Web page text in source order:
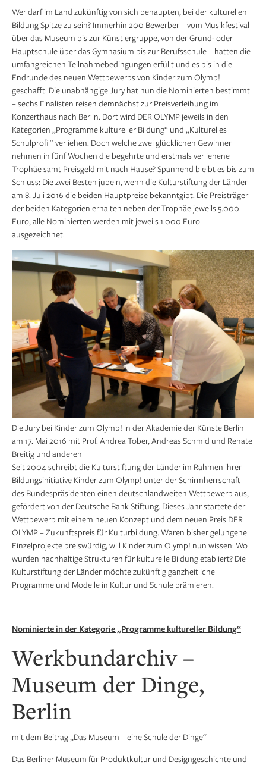
Wer darf im Land zukünftig von sich behaupten, bei der kulturellen
Bildung Spitze zu sein? Immerhin 200 Bewerber – vom Musikfestival
über das Museum bis zur Künstlergruppe, von der Grund- oder
Hauptschule über das Gymnasium bis zur Berufsschule – hatten die
umfangreichen Teilnahmebedingungen erfüllt und es bis in die
Endrunde des neuen Wettbewerbs von Kinder zum Olymp!
geschafft: Die unabhängige Jury hat nun die Nominierten bestimmt
– sechs Finalisten reisen demnächst zur Preisverleihung im
Konzerthaus nach Berlin. Dort wird DER OLYMP jeweils in den
Kategorien „Programme kultureller Bildung“ und „Kulturelles
Schulprofil“ verliehen. Doch welche zwei glücklichen Gewinner
nehmen in fünf Wochen die begehrte und erstmals verliehene
Trophäe samt Preisgeld mit nach Hause? Spannend bleibt es bis zum
Schluss: Die zwei Besten jubeln, wenn die Kulturstiftung der Länder
am 8. Juli 2016 die beiden Hauptpreise bekanntgibt. Die Preisträger
der beiden Kategorien erhalten neben der Trophäe jeweils 5.000
Euro, alle Nominierten werden mit jeweils 1.000 Euro
ausgezeichnet.
Die Jury bei Kinder zum Olymp! in der Akademie der Künste Berlin
am 17. Mai 2016 mit Prof. Andrea Tober, Andreas Schmid und Renate
Breitig und anderen
Seit 2004 schreibt die Kulturstiftung der Länder im Rahmen ihrer
Bildungsinitiative Kinder zum Olymp! unter der Schirmherrschaft
des Bundespräsidenten einen deutschlandweiten Wettbewerb aus,
gefördert von der Deutsche Bank Stiftung. Dieses Jahr startete der
Wettbewerb mit einem neuen Konzept und dem neuen Preis DER
OLYMP – Zukunftspreis für Kulturbildung. Waren bisher gelungene
Einzelprojekte preiswürdig, will Kinder zum Olymp! nun wissen: Wo
wurden nachhaltige Strukturen für kulturelle Bildung etabliert? Die
Kulturstiftung der Länder möchte zukünftig ganzheitliche
Programme und Modelle in Kultur und Schule prämieren.
Nominierte in der Kategorie „Programme kultureller Bildung“
Werkbundarchiv –
Museum der Dinge,
Berlin
mit dem Beitrag „Das Museum – eine Schule der Dinge“
Das Berliner Museum für Produktkultur und Designgeschichte und